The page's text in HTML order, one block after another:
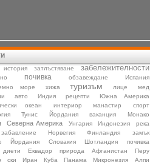
история затлъстяване забележителности
почивка обзавеждане
Испания
море
хижа туризъм лице
мед
авто Индия рецепти
Южна Америка
океан
интериор манастир
спорт
Тунис Йордания ваканция Монако
Северна Америка Унгария Индонезия
река
забавление Норвегия Финландия
замък
Йордания Словакия Шотландия
почивка
диети Еквадор природа Афганистан
Перу
ски Иран Куба Панама Микронезия
Алпи